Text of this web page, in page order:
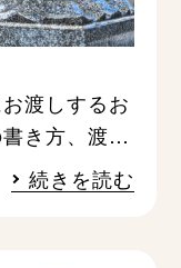
渡しするお
き方、渡し
とが多く不
続きを読む